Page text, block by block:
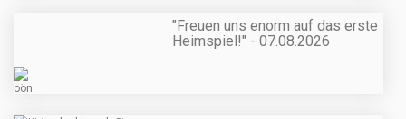
"Freuen uns enorm auf das erste
Heimspiel!" - 07.08.2026